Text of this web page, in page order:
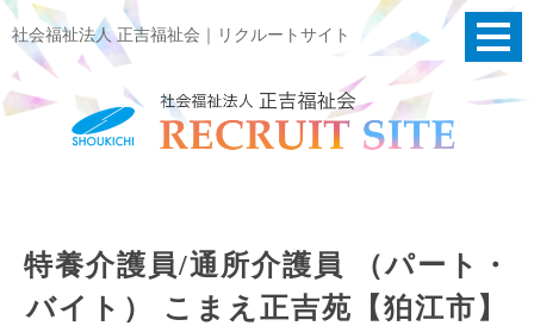
社会福祉法人 正吉福祉会｜リクルートサイト
特養介護員/通所介護員 （パート・
バイト） こまえ正吉苑【狛江市】